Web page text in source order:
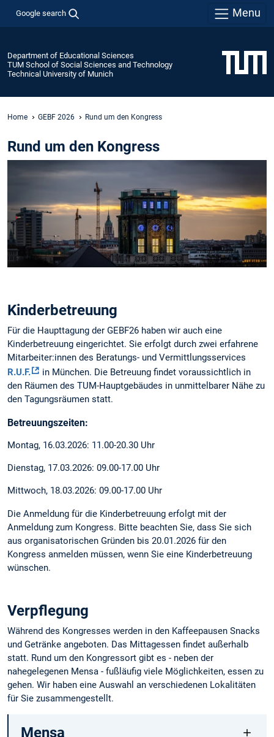
Google search Menu
Department of Educational Sciences
TUM School of Social Sciences and Technology
Technical University of Munich
Home GEBF 2026 Rund um den Kongress
Rund um den Kongress
Kinderbetreuung
Für die Haupttagung der GEBF26 haben wir auch eine
Kinderbetreuung eingerichtet. Sie erfolgt durch zwei erfahrene
Mitarbeiter:innen des Beratungs- und Vermittlungsservices
R.U.F.
in München. Die Betreuung findet voraussichtlich in
den Räumen des TUM-Hauptgebäudes in unmittelbarer Nähe zu
den Tagungsräumen statt.
Betreuungszeiten:
Montag, 16.03.2026: 11.00-20.30 Uhr
Dienstag, 17.03.2026: 09.00-17.00 Uhr
Mittwoch, 18.03.2026: 09.00-17.00 Uhr
Die Anmeldung für die Kinderbetreuung erfolgt mit der
Anmeldung zum Kongress. Bitte beachten Sie, dass Sie sich
aus organisatorischen Gründen bis 20.01.2026 für den
Kongress anmelden müssen, wenn Sie eine Kinderbetreuung
wünschen.
Verpflegung
Während des Kongresses werden in den Kaffeepausen Snacks
und Getränke angeboten. Das Mittagessen findet außerhalb
statt. Rund um den Kongressort gibt es - neben der
nahegelegenen Mensa - fußläufig viele Möglichkeiten, essen zu
gehen. Wir haben eine Auswahl an verschiedenen Lokalitäten
für Sie zusammengestellt.
Mensa